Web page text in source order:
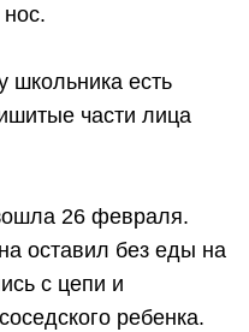
школьника есть
части лица
26 февраля.
оставил без еды на
с цепи и
ребенка.